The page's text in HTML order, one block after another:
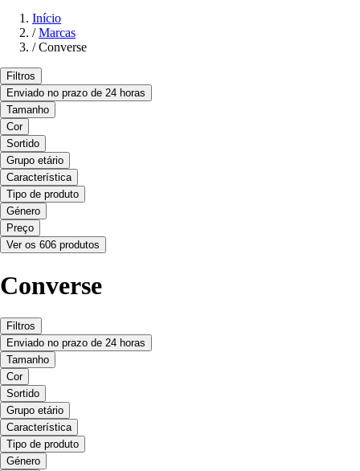
Início
/ Marcas
/ Converse
Filtros
Enviado no prazo de 24 horas
Tamanho
Cor
Sortido
Grupo etário
Característica
Tipo de produto
Género
Preço
Ver os 606 produtos
Converse
Filtros
Enviado no prazo de 24 horas
Tamanho
Cor
Sortido
Grupo etário
Característica
Tipo de produto
Género